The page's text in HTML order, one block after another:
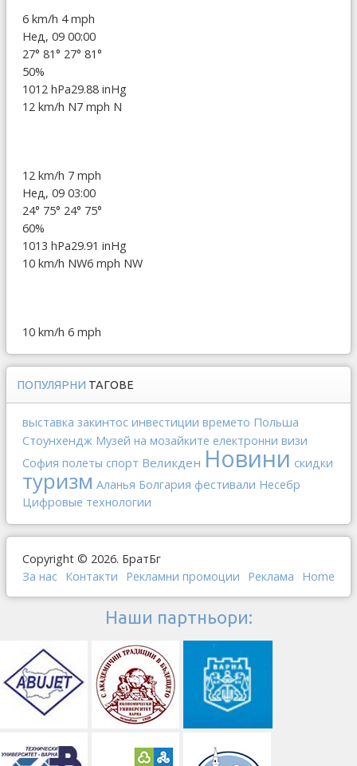
6 km/h 4 mph
Нед, 09 00:00
27° 81° 27° 81°
50%
1012 hPa29.88 inHg
12 km/h N7 mph N
12 km/h 7 mph
Нед, 09 03:00
24° 75° 24° 75°
60%
1013 hPa29.91 inHg
10 km/h NW6 mph NW
10 km/h 6 mph
ПОПУЛЯРНИ ТАГОВЕ
выставка закинтос инвестиции времето Польша
Стоунхендж Музей на мозайките електронни визи
София полеты спорт Великден Новини скидки
туризм Аланья Болгария фестивали Несебр
Цифровые технологии
Copyright © 2026. БратБг
За нас Контакти Рекламни промоции Реклама Home
Наши партньори: